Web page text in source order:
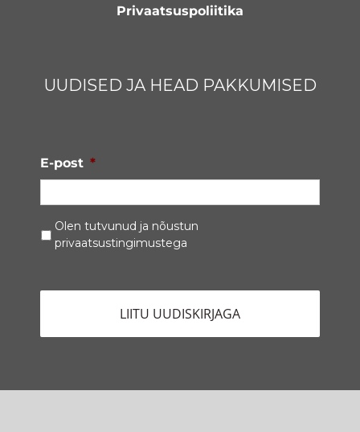
Privaatsuspoliitika
UUDISED JA HEAD PAKKUMISED
E-post *
Privaatsustingimused *
Olen tutvunud ja nõustun
privaatsustingimustega